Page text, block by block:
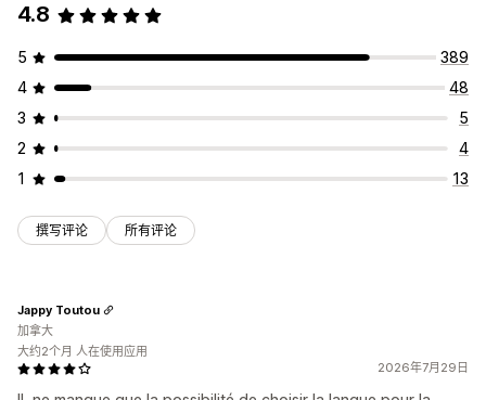
4.8
5
389
4
48
3
5
2
4
1
13
撰写评论 所有评论
2026年7月29日
Jappy Toutou
加拿大
大约2个月 人在使用应用